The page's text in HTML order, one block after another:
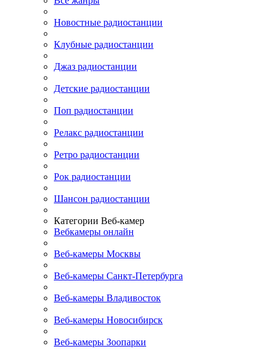
Новостные радиостанции
Клубные радиостанции
Джаз радиостанции
Детские радиостанции
Поп радиостанции
Релакс радиостанции
Ретро радиостанции
Рок радиостанции
Шансон радиостанции
Категории Веб-камер
Вебкамеры онлайн
Веб-камеры Москвы
Веб-камеры Санкт-Петербурга
Веб-камеры Владивосток
Веб-камеры Новосибирск
Веб-камеры Зоопарки